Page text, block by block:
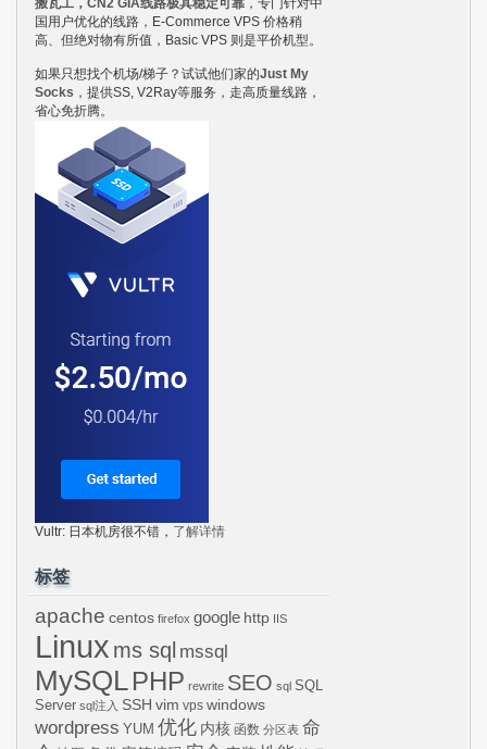
搬瓦工，CN2 GIA线路极其稳定可靠 ，专门针对中
国用户优化的线路，E-Commerce VPS 价格稍
高、但绝对物有所值，Basic VPS 则是平价机型。
如果只想找个机场/梯子？试试他们家的Just My
Socks ，提供SS, V2Ray等服务，走高质量线路，
省心免折腾。
Vultr: 日本机房很不错， 了解详情
标签
apache centos firefox google http IIS
Linux ms sql mssql
MySQLPHP rewrite SEO sql SQL
Server sql注入 SSH vim vps windows
wordpress YUM 优化 内核 函数 分区表 命